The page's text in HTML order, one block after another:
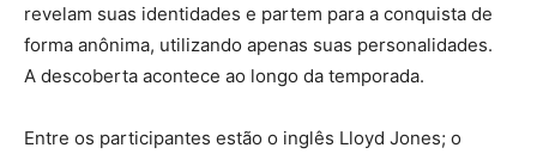
revelam suas identidades e partem para a conquista de
forma anônima, utilizando apenas suas personalidades.
A descoberta acontece ao longo da temporada.
Entre os participantes estão o inglês Lloyd Jones; o